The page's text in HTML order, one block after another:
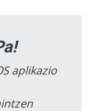
aplikazio